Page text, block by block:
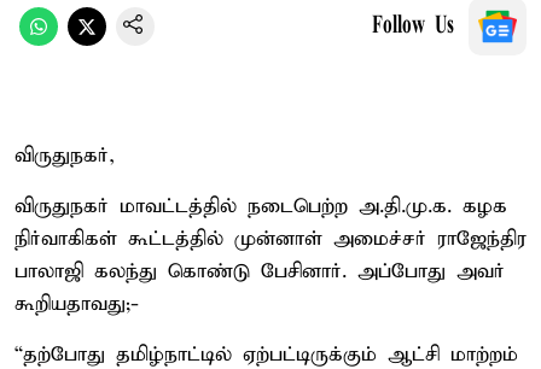
Follow Us
விருதுநகர்,
விருதுநகர் மாவட்டத்தில் நடைபெற்ற அ.தி.மு.க. கழக
நிர்வாகிகள் கூட்டத்தில் முன்னாள் அமைச்சர் ராஜேந்திர
பாலாஜி கலந்து கொண்டு பேசினார். அப்போது அவர்
கூறியதாவது;-
“தற்போது தமிழ்நாட்டில் ஏற்பட்டிருக்கும் ஆட்சி மாற்றம்